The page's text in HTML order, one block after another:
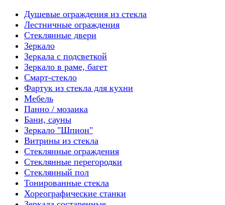
Душевые ограждения из стекла
Лестничные ограждения
Стеклянные двери
Зеркало
Зеркала с подсветкой
Зеркало в раме, багет
Смарт-стекло
Фартук из стекла для кухни
Мебель
Панно / мозаика
Бани, сауны
Зеркало "Шпион"
Витрины из стекла
Стеклянные ограждения
Стеклянные перегородки
Стеклянный пол
Тонированные стекла
Хореографические станки